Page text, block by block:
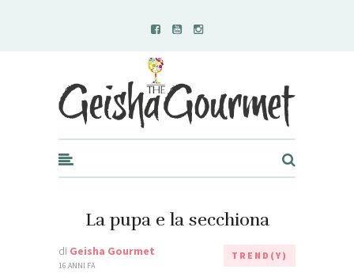
Geisha Gourmet
La pupa e la secchiona
di Geisha Gourmet
16 ANNI FA
TREND(Y)